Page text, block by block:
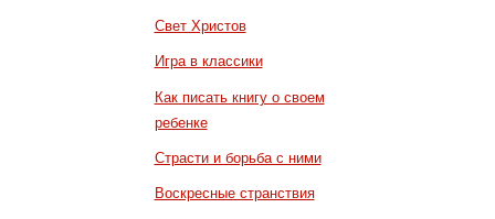
Свет Христов
Игра в классики
Как писать книгу о своем
ребенке
Страсти и борьба с ними
Воскресные странствия